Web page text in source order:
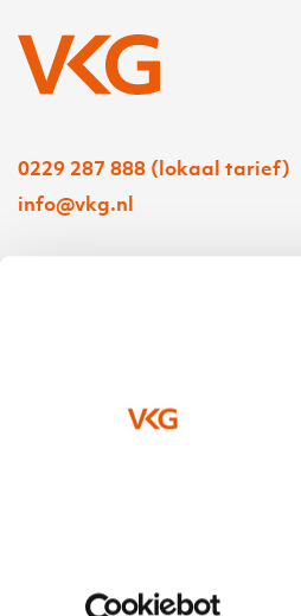
0229 287 888 (lokaal tarief)
info@vkg.nl